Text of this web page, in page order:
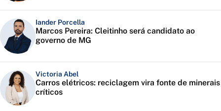
Iander Porcella
Marcos Pereira: Cleitinho será candidato ao
governo de MG
Victoria Abel
Carros elétricos: reciclagem vira fonte de minerais
críticos